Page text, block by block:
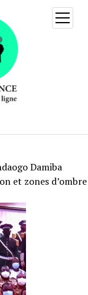
ouvrir
menu
Damiba
et zones d’ombre